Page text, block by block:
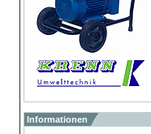
Informationen